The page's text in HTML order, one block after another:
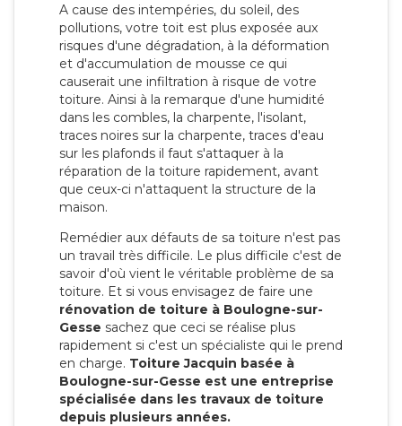
A cause des intempéries, du soleil, des
pollutions, votre toit est plus exposée aux
risques d'une dégradation, à la déformation
et d'accumulation de mousse ce qui
causerait une infiltration à risque de votre
toiture. Ainsi à la remarque d'une humidité
dans les combles, la charpente, l'isolant,
traces noires sur la charpente, traces d'eau
sur les plafonds il faut s'attaquer à la
réparation de la toiture rapidement, avant
que ceux-ci n'attaquent la structure de la
maison.
Remédier aux défauts de sa toiture n'est pas
un travail très difficile. Le plus difficile c'est de
savoir d'où vient le véritable problème de sa
toiture. Et si vous envisagez de faire une
rénovation de toiture à Boulogne-sur-
Gesse sachez que ceci se réalise plus
rapidement si c'est un spécialiste qui le prend
en charge. Toiture Jacquin basée à
Boulogne-sur-Gesse est une entreprise
spécialisée dans les travaux de toiture
depuis plusieurs années.